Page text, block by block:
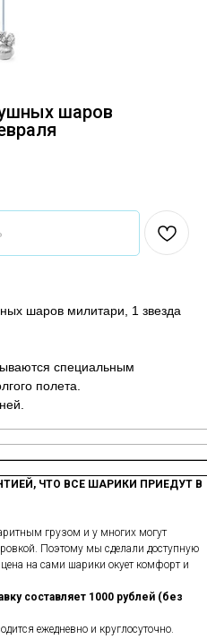
шаров
шаров милитари, 1 звезда
специальным
полета.
ЧТО ВСЕ ШАРИКИ ПРИЕДУТ В
грузом и у многих могут
Поэтому мы сделали доступную
на сами шарики окует комфорт и
составляет 1000 рублей (без
ежедневно и круглосуточно.